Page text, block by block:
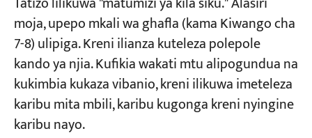
moja, upepo mkali wa ghafla (kama Kiwango cha
7-8) ulipiga. Kreni ilianza kuteleza polepole
kando ya njia. Kufikia wakati mtu alipogundua na
kukimbia kukaza vibanio, kreni ilikuwa imeteleza
karibu mita mbili, karibu kugonga kreni nyingine
karibu nayo.